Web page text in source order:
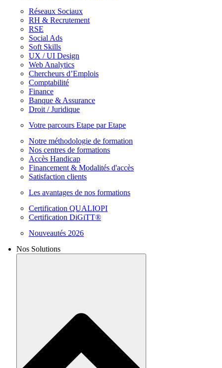
Réseaux Sociaux
RH & Recrutement
RSE
Social Ads
Soft Skills
UX / UI Design
Web Analytics
Chercheurs d’Emplois
Comptabilité
Finance
Banque & Assurance
Droit / Juridique
Votre parcours Etape par Etape
Notre méthodologie de formation
Nos centres de formations
Accès Handicap
Financement & Modalités d'accès
Satisfaction clients
Les avantages de nos formations
Certification QUALIOPI
Certification DiGiTT®
Nouveautés 2026
Nos Solutions